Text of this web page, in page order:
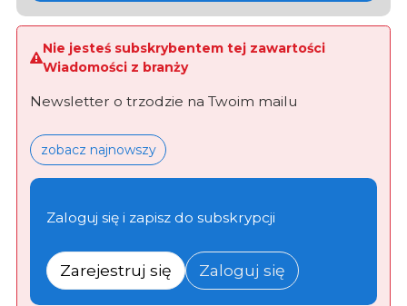
Nie jesteś subskrybentem tej zawartości
Wiadomości z branży
Newsletter o trzodzie na Twoim mailu
zobacz najnowszy
Zaloguj się i zapisz do subskrypcji
Zarejestruj się Zaloguj się